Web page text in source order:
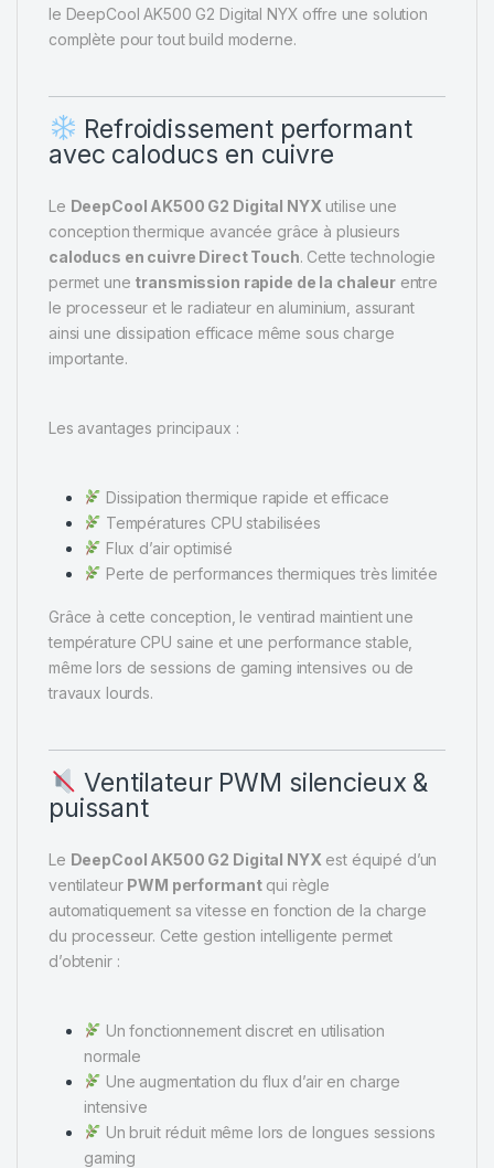
le DeepCool AK500 G2 Digital NYX offre une solution
complète pour tout build moderne.
Refroidissement performant
avec caloducs en cuivre
Le DeepCool AK500 G2 Digital NYX utilise une
conception thermique avancée grâce à plusieurs
caloducs en cuivre Direct Touch. Cette technologie
permet une transmission rapide de la chaleurentre
le processeur et le radiateur en aluminium, assurant
ainsi une dissipation efficace même sous charge
importante.
Les avantages principaux :
Dissipation thermique rapide et efficace
Températures CPU stabilisées
Flux d’air optimisé
Perte de performances thermiques très limitée
Grâce à cette conception, le ventirad maintient une
température CPU saine et une performance stable,
même lors de sessions de gaming intensives ou de
travaux lourds.
Ventilateur PWM silencieux &
puissant
Le DeepCool AK500 G2 Digital NYX est équipé d’un
ventilateur PWM performantqui règle
automatiquement sa vitesse en fonction de la charge
du processeur. Cette gestion intelligente permet
d’obtenir :
Un fonctionnement discret en utilisation
normale
Une augmentation du flux d’air en charge
intensive
Un bruit réduit même lors de longues sessions
gaming